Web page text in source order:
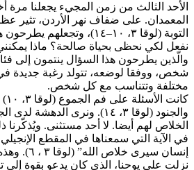
الأحد الثالث من زمن المجيء يجعلنا
المعمدان. على ضفاف نهر الأردن، تثير
التوبة (لوقا ٣، ١٠–١٤)،
نفعل لكي نحظى بحياة صالحة؟ ماذا
والّذين يطرحون هذا السؤال ينتمون إلى
شخص، ووفقا لوضعه، تتولد رغبة جديدة في
مختلفة وتتناسب مع كل شخص.
والجنود (لوقا ٣، ١٤). ونرى
الخلاص لهم أيضا. لا أحد مستثنى. ويُذكّرنا
في الآية التي سمعناها في المقطع
إنسان سيرى
نزلت على يوحنا، الذي كان يدعو بقوة إلى